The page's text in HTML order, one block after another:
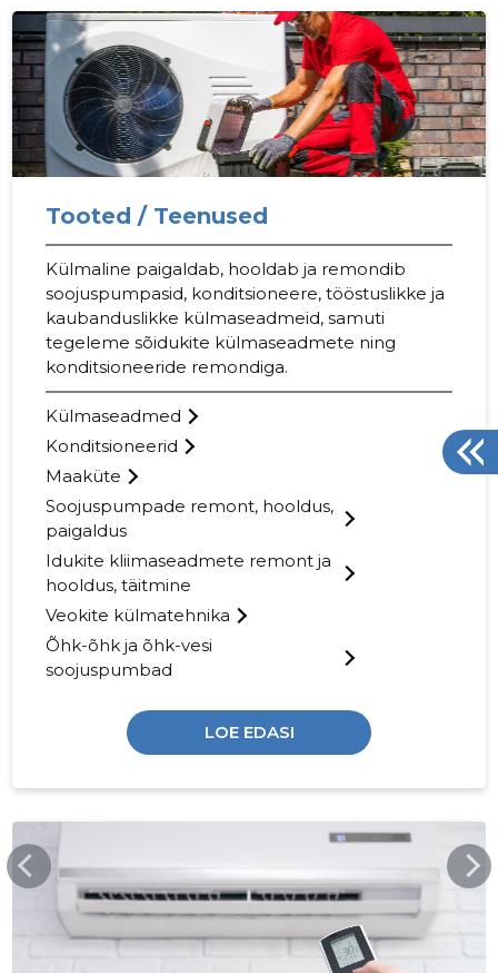
aastal.
Tooted / Teenused
Külmaline paigaldab, hooldab ja remondib
soojuspumpasid, konditsioneere, tööstuslikke ja
kaubanduslikke külmaseadmeid, samuti
tegeleme sõidukite külmaseadmete ning
konditsioneeride remondiga.
Külmaseadmed
Konditsioneerid
Maaküte
Soojuspumpade remont, hooldus,
paigaldus
Idukite kliimaseadmete remont ja
hooldus, täitmine
Veokite külmatehnika
Õhk-õhk ja õhk-vesi
soojuspumbad
LOE EDASI